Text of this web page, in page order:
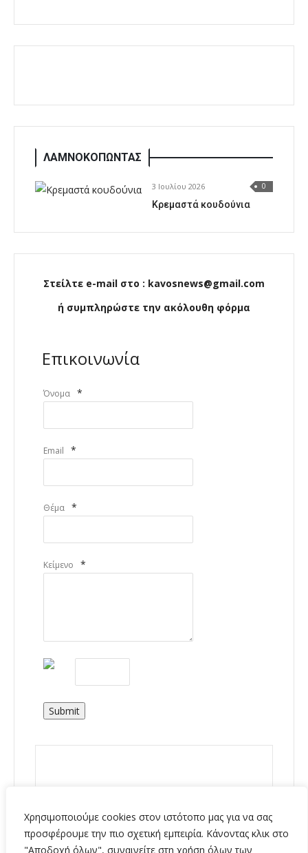
Χρησιμοποιούμε cookies στον ιστότοπο μας για να σας
προσφέρουμε την πιο σχετική εμπειρία. Κάνοντας κλικ στο
"Αποδοχή όλων", συναινείτε στη χρήση όλων των
ΛΑΜΝΟΚΟΠΩΝΤΑΣ
3 Ιουλίου 2026 0
Κρεμαστά κουδούνια
Στείλτε e-mail στο : kavosnews@gmail.com
ή συμπληρώστε την ακόλουθη φόρμα
Επικοινωνία
Όνομα *
Email *
Θέμα *
Κείμενο *
Submit